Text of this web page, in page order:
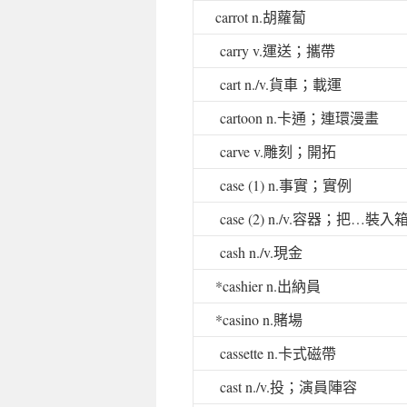
carrot n.胡蘿蔔
carry v.運送；攜帶
cart n./v.貨車；載運
cartoon n.卡通；連環漫畫
carve v.雕刻；開拓
case (1) n.事實；實例
case (2) n./v.容器；把…裝入
cash n./v.現金
*cashier n.出納員
*casino n.賭場
cassette n.卡式磁帶
cast n./v.投；演員陣容